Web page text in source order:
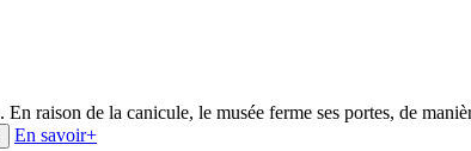
raison de la canicule, le musée ferme ses portes, de
En savoir+